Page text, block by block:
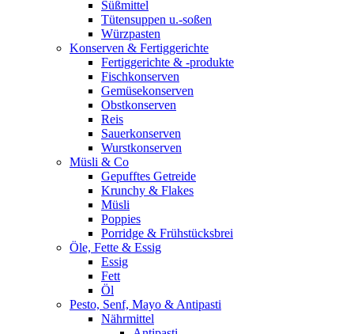
Süßmittel
Tütensuppen u.-soßen
Würzpasten
Konserven & Fertiggerichte
Fertiggerichte & -produkte
Fischkonserven
Gemüsekonserven
Obstkonserven
Reis
Sauerkonserven
Wurstkonserven
Müsli & Co
Gepufftes Getreide
Krunchy & Flakes
Müsli
Poppies
Porridge & Frühstücksbrei
Öle, Fette & Essig
Essig
Fett
Öl
Pesto, Senf, Mayo & Antipasti
Nährmittel